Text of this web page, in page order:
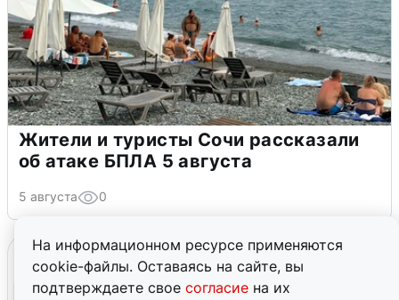
На информационном ресурсе применяются
cookie-файлы. Оставаясь на сайте, вы
подтверждаете свое согласие на их
Жители и туристы Сочи рассказали
об атаке БПЛА 5 августа
5 августа 0